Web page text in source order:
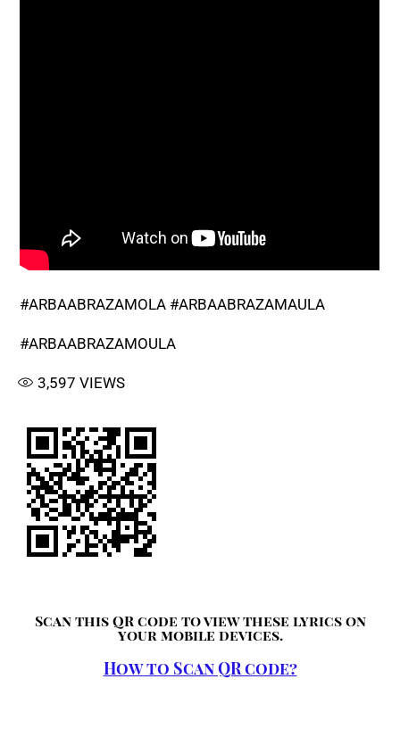
#ARBAABRAZAMOLA #ARBAABRAZAMAULA
#ARBAABRAZAMOULA
3,597 VIEWS
Scan this QR code to view these lyrics on
your mobile devices.
How to Scan QR code?